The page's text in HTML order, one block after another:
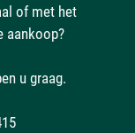
of met het
aankoop?
u graag.